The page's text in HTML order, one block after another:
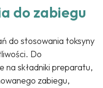
do zabiegu
do stosowania toksyny
Do
na składniki preparatu,
zabiegu,